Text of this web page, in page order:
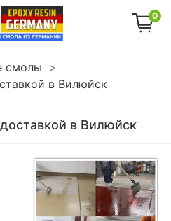
0
смолы
в Вилюйск
в Вилюйск